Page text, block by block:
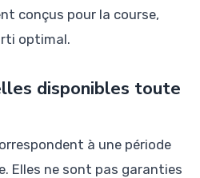
conçus pour la course,
optimal.
disponibles toute
à une période
Elles ne sont pas garanties